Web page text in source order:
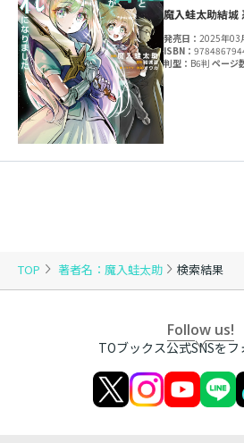
TOP 著者名：魔入蛙太助 検索結果
魔入蛙太助結城
発売日：2025年03
ISBN：
判型： B6判ページ
Follow us!
TOブックス公式SNSをフ